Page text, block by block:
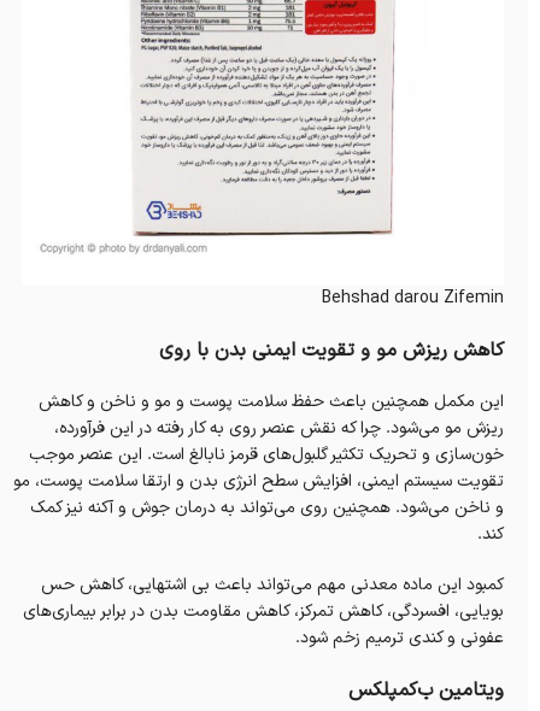
Behshad darou Zifemin
کاهش ریزش مو و تقویت ایمنی بدن با روی
این مکمل همچنین باعث حفظ سلامت پوست و مو و ناخن و کاهش
ریزش مو می‌شود. چرا که نقش عنصر روی به کار رفته در این فرآورده،
خون‌سازی و تحریک تکثیر گلبول‌های قرمز نابالغ است. این عنصر موجب
تقویت سیستم ایمنی، افزایش سطح انرژی بدن و ارتقا سلامت پوست، مو
و ناخن می‌شود. همچنین روی می‌تواند به درمان جوش و آکنه نیز کمک
کند.
کمبود این ماده معدنی مهم می‌تواند باعث بی اشتهایی، کاهش حس
بویایی، افسردگی، کاهش تمرکز، کاهش مقاومت بدن در برابر بیماری‌های
عفونی و کندی ترمیم زخم شود.
ویتامین‌ ب‌کمپلکس